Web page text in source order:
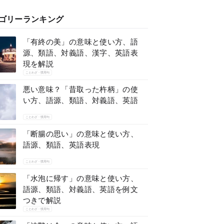
リーランキング
「有終の美」の意味と使い方、語
源、類語、対義語、漢字、英語表
現を解説
ことわざ・慣用句
悪い意味？「昔取った杵柄」の使
い方、語源、類語、対義語、英語
ことわざ・慣用句
「断腸の思い」の意味と使い方、
語源、類語、英語表現
ことわざ・慣用句
「水泡に帰す」の意味と使い方、
語源、類語、対義語、英語を例文
つきで解説
ことわざ・慣用句